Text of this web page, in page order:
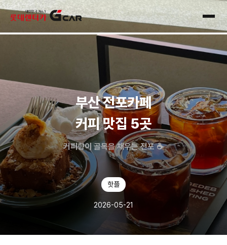
skip navigation
전체
부산 전포카페
커피 맛집 5곳
커피향이 골목을 채우는 전포 ☕
핫플
2026-05-21